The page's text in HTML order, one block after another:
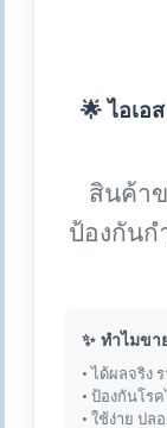
🌟 ไอเอ
สินค้า
ป้องกันก
✨ ทำไมขา
• ได้ผลจริง
• ป้องกันโร
• ใช้ง่าย ปล